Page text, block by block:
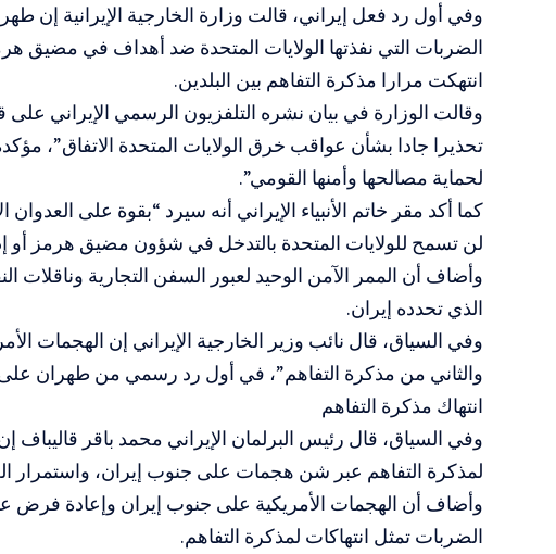
وفي أول رد فعل إيراني، قالت وزارة الخارجية الإيرانية
الضربات التي نفذتها الولايات المتحدة ضد أهداف في مضيق
انتهكت مرارا مذكرة التفاهم بين البلدين.
وقالت الوزارة في بيان نشره التلفزيون الرسمي الإيراني على
تحذيرا جادا بشأن عواقب خرق الولايات المتحدة الاتفاق”،
لحماية مصالحها وأمنها القومي”.
كما أكد مقر خاتم الأنبياء الإيراني أنه سيرد “بقوة على
لن تسمح للولايات المتحدة بالتدخل في شؤون مضيق هرمز أو
وأضاف أن الممر الآمن الوحيد لعبور السفن التجارية
الذي تحدده إيران.
وفي السياق، قال نائب وزير الخارجية الإيراني إن الهجمات
والثاني من مذكرة التفاهم”، في أول رد رسمي من طهران على
انتهاك مذكرة التفاهم
وفي السياق، قال رئيس البرلمان الإيراني محمد باقر قاليباف
لمذكرة التفاهم عبر شن هجمات على جنوب إيران، واستمرار
وأضاف أن الهجمات الأمريكية على جنوب إيران وإعادة فرض
الضربات تمثل انتهاكات لمذكرة التفاهم.